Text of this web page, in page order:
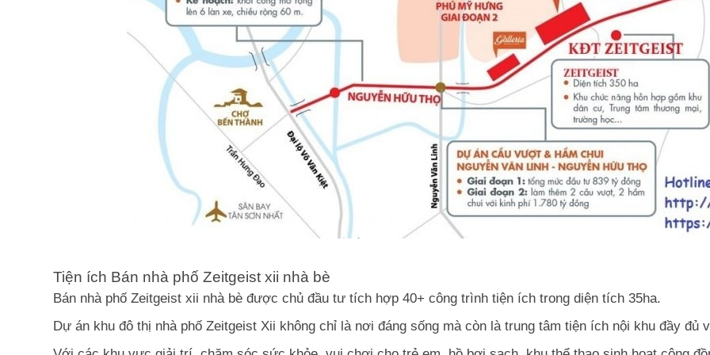
Tiện ích Bán nhà phố Zeitgeist xii nhà bè
Bán nhà phố Zeitgeist xii nhà bè được chủ đầu tư tích hợp 40+ công trình tiện ích trong diện tích 35ha.
Dự án khu đô thị nhà phố Zeitgeist Xii không chỉ là nơi đáng sống mà còn là trung tâm tiện ích nội khu đầy đủ